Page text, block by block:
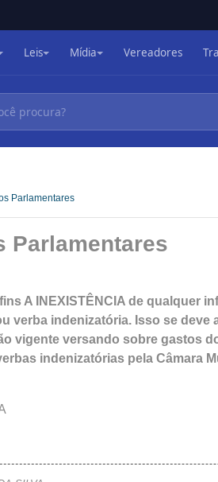
Leis Mídia Vereadores
Parlamentares
Parlamentares
A INEXISTÊNCIA de qualquer
verba indenizatória. Isso se
vigente versando sobre gastos
indenizatórias pela Câmara